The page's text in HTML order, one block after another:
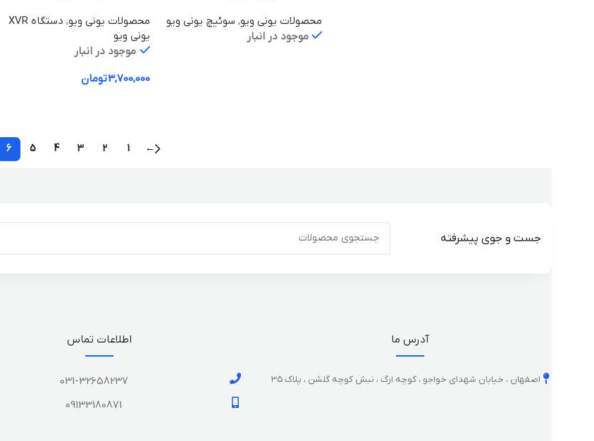
محصولات یونی ویو, سوئیچ یونی ویو
موجود در انبار
محصولات یونی ویو,
دستگاه XVR
یونی ویو
موجود در انبار
3,700,000تومان
←
1
2
3
4
5
6
جست و جوی پیشرفته
آدرس ما
اصفهان ، خیابان شهدای خواجو ، کوچه ارگ ، نبش کوچه گلشن ، پلاک 35
اطلاعات تماس
031-32658237
09133180871